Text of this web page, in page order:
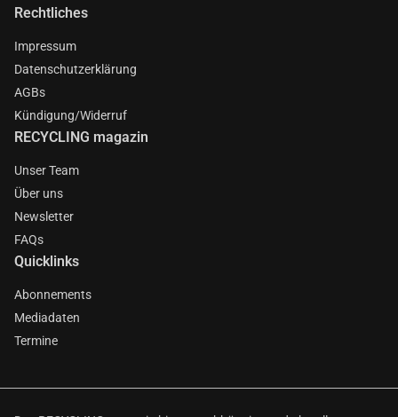
Rechtliches
Impressum
Datenschutzerklärung
AGBs
Kündigung/Widerruf
RECYCLING magazin
Unser Team
Über uns
Newsletter
FAQs
Quicklinks
Abonnements
Mediadaten
Termine